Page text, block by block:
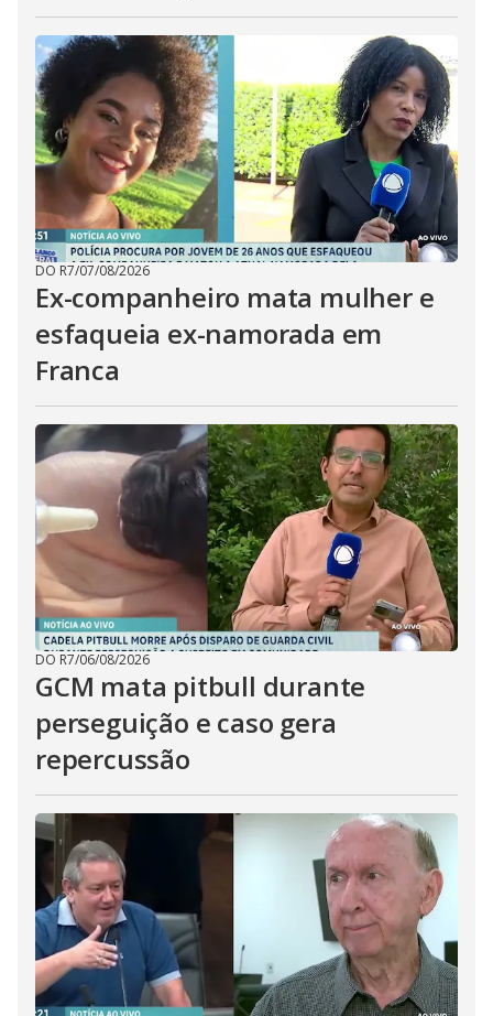
DO R7/07/08/2026
Ex-companheiro mata mulher e
esfaqueia ex-namorada em
Franca
DO R7/06/08/2026
GCM mata pitbull durante
perseguição e caso gera
repercussão